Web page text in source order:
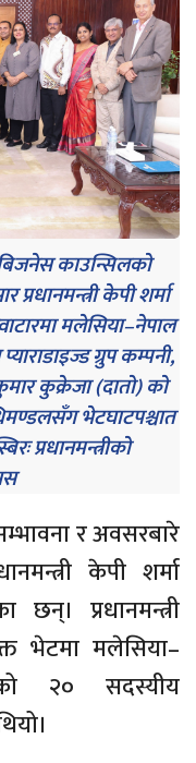
काउन्सिलको
केपी शर्मा
मलेसिया–नेपाल
ग्रुप कम्पनी,
कुक्रेजा (दातो) को
भेटघाटपश्चात
प्रधानमन्त्रीको
र अवसरबारे
केपी शर्मा
प्रधानमन्त्री
भेटमा मलेसिया–
२० सदस्यीय